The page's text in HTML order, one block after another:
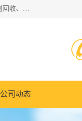
东莞市大岭山莞峰清洗剂经营部拥有的回收加工设备，大量废油回收、废清洗剂回收、废溶剂油回收、机械废油废清洗剂回收、废碳氢回收、碳氢液压油回收、碳氢二氯回收等废清洗剂处理；我们只是提供废旧化工原料的循环使用存放点，执行正规的存放，有正规的回收资质处理。同时我们公司批发零售回收级清洗剂，脱模油再生基础油，质量保证。
公司动态